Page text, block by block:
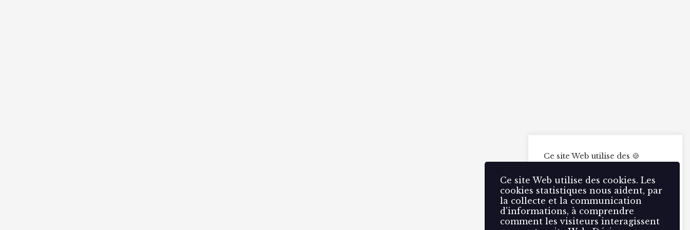
Ce site Web utilise des 🍪
statistiques nous aident, par la
collecte et la communication
d'informations, à comprendre
comment les visiteurs
interagissent avec notre site
Web.
Ce site Web utilise des cookies. Les
cookies statistiques nous aident, par
la collecte et la communication
d'informations, à comprendre
comment les visiteurs interagissent